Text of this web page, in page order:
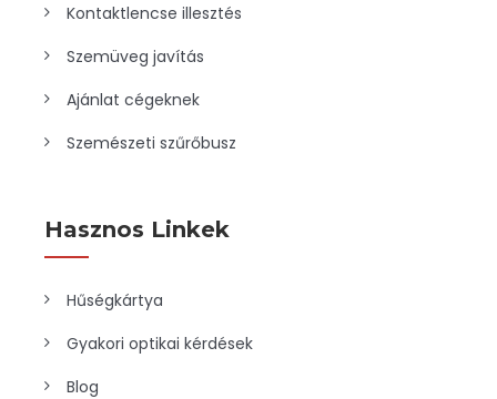
Kontaktlencse illesztés
Szemüveg javítás
Ajánlat cégeknek
Szemészeti szűrőbusz
Hasznos Linkek
Hűségkártya
Gyakori optikai kérdések
Blog